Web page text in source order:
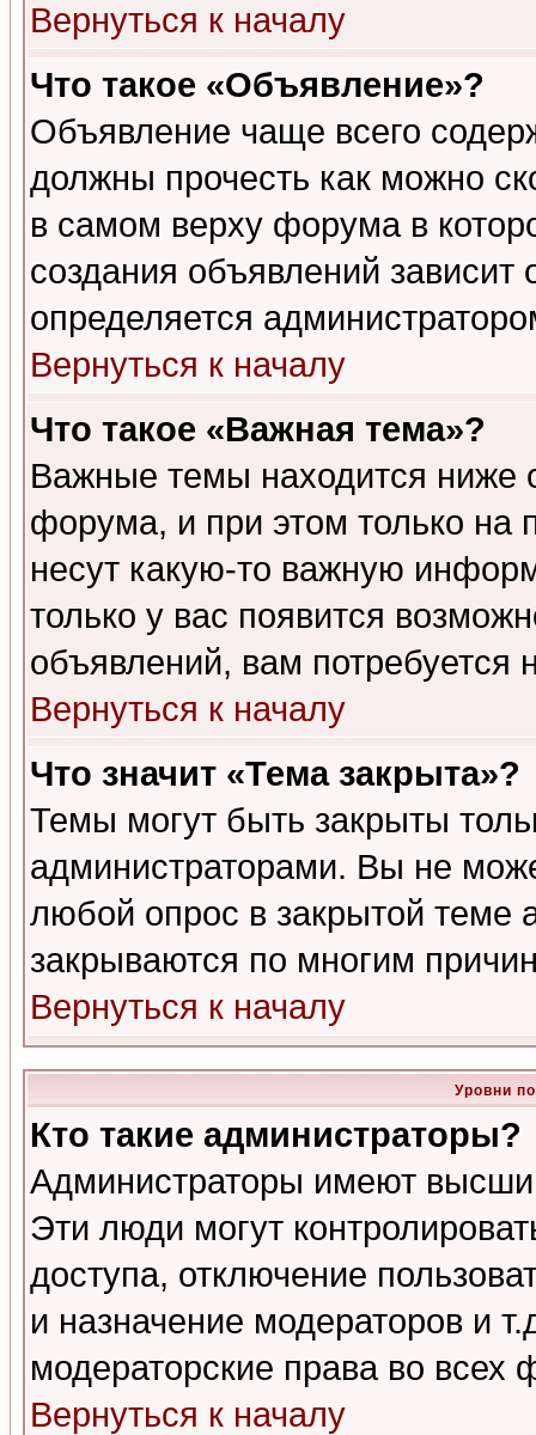
Вернуться к началу
Что такое «Объявление»?
Объявление чаще всего
должны прочесть как можно
в самом верху форума в
создания объявлений зависит
определяется
Вернуться к началу
Что такое «Важная тема»?
Важные темы находится ниже
форума, и при этом только на
несут какую-то важную
только у вас появится
объявлений, вам потребуется
Вернуться к началу
Что значит «Тема закрыта»?
Темы могут быть закрыты
администраторами. Вы не
любой опрос в закрытой теме
закрываются по многим
Вернуться к началу
Уровни
Кто такие администраторы?
Администраторы имеют
Эти люди могут
доступа, отключение
и назначение модераторов и
модераторские права во всех
Вернуться к началу